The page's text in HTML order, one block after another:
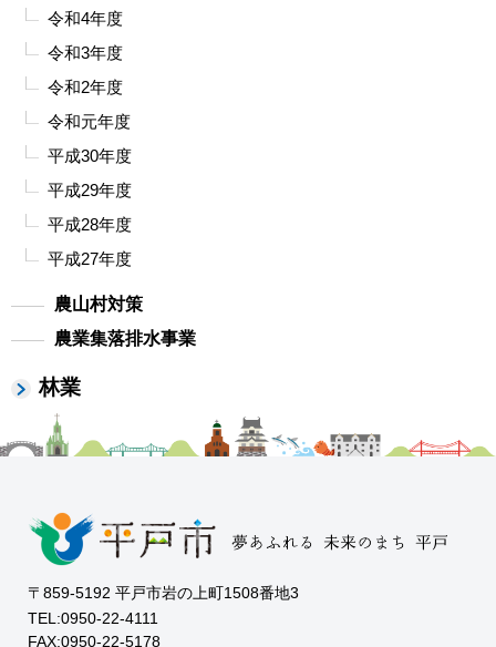
令和4年度
令和3年度
令和2年度
令和元年度
平成30年度
平成29年度
平成28年度
平成27年度
農山村対策
農業集落排水事業
林業
〒859-5192 平戸市岩の上町1508番地3
TEL:0950-22-4111
FAX:0950-22-5178